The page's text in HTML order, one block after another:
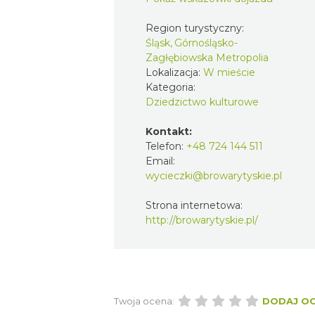
Region turystyczny:
Śląsk, Górnośląsko-
Zagłębiowska Metropolia
Lokalizacja: W mieście
Kategoria:
Dziedzictwo kulturowe
Kontakt:
Telefon: +48 724 144 511
Email:
wycieczki@browarytyskie.pl
Strona internetowa:
http://browarytyskie.pl/
Twoja ocena: DODAJ